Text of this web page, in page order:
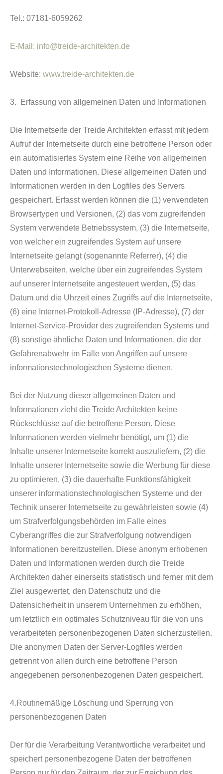
Tel.: 07181-6059262
E-Mail: info@treide-architekten.de
Website: www.treide-architekten.de
3. Erfassung von allgemeinen Daten und Informationen
Die Internetseite der Treide Architekten erfasst mit jedem
Aufruf der Internetseite durch eine betroffene Person oder
ein automatisiertes System eine Reihe von allgemeinen
Daten und Informationen. Diese allgemeinen Daten und
Informationen werden in den Logfiles des Servers
gespeichert. Erfasst werden können die (1) verwendeten
Browsertypen und Versionen, (2) das vom zugreifenden
System verwendete Betriebssystem, (3) die Internetseite,
von welcher ein zugreifendes System auf unsere
Internetseite gelangt (sogenannte Referrer), (4) die
Unterwebseiten, welche über ein zugreifendes System
auf unserer Internetseite angesteuert werden, (5) das
Datum und die Uhrzeit eines Zugriffs auf die Internetseite,
(6) eine Internet-Protokoll-Adresse (IP-Adresse), (7) der
Internet-Service-Provider des zugreifenden Systems und
(8) sonstige ähnliche Daten und Informationen, die der
Gefahrenabwehr im Falle von Angriffen auf unsere
informationstechnologischen Systeme dienen.
Bei der Nutzung dieser allgemeinen Daten und
Informationen zieht die Treide Architekten keine
Rückschlüsse auf die betroffene Person. Diese
Informationen werden vielmehr benötigt, um (1) die
Inhalte unserer Internetseite korrekt auszuliefern, (2) die
Inhalte unserer Internetseite sowie die Werbung für diese
zu optimieren, (3) die dauerhafte Funktionsfähigkeit
unserer informationstechnologischen Systeme und der
Technik unserer Internetseite zu gewährleisten sowie (4)
um Strafverfolgungsbehörden im Falle eines
Cyberangriffes die zur Strafverfolgung notwendigen
Informationen bereitzustellen. Diese anonym erhobenen
Daten und Informationen werden durch die Treide
Architekten daher einerseits statistisch und ferner mit dem
Ziel ausgewertet, den Datenschutz und die
Datensicherheit in unserem Unternehmen zu erhöhen,
um letztlich ein optimales Schutzniveau für die von uns
verarbeiteten personenbezogenen Daten sicherzustellen.
Die anonymen Daten der Server-Logfiles werden
getrennt von allen durch eine betroffene Person
angegebenen personenbezogenen Daten gespeichert.
4.Routinemäßige Löschung und Sperrung von
personenbezogenen Daten
Der für die Verarbeitung Verantwortliche verarbeitet und
speichert personenbezogene Daten der betroffenen